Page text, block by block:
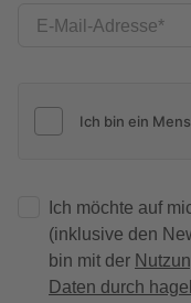
E-Mail-Adresse
Ich möchte auf
(inklusive den
bin mit der
Daten durch